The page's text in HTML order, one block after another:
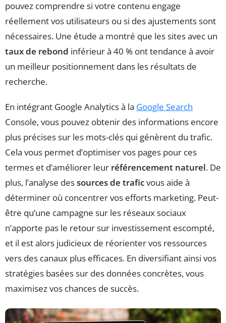
pouvez comprendre si votre contenu engage
réellement vos utilisateurs ou si des ajustements sont
nécessaires. Une étude a montré que les sites avec un
taux de rebond inférieur à 40 % ont tendance à avoir
un meilleur positionnement dans les résultats de
recherche.
En intégrant Google Analytics à la Google Search
Console, vous pouvez obtenir des informations encore
plus précises sur les mots-clés qui génèrent du trafic.
Cela vous permet d’optimiser vos pages pour ces
termes et d’améliorer leur référencement naturel. De
plus, l’analyse dessources de traficvous aide à
déterminer où concentrer vos efforts marketing. Peut-
être qu’une campagne sur les réseaux sociaux
n’apporte pas le retour sur investissement escompté,
et il est alors judicieux de réorienter vos ressources
vers des canaux plus efficaces. En diversifiant ainsi vos
stratégies basées sur des données concrètes, vous
maximisez vos chances de succès.